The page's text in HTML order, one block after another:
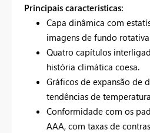
Principais características:
Capa dinâmica com
imagens de fundo
Quatro capítulos
história climática coesa.
Gráficos de expansão de
tendências de
Conformidade com os
AAA, com taxas de